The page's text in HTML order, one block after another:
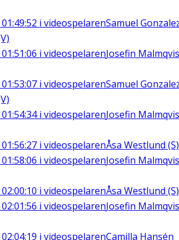
01:49:52 i videospelarenSamuel
01:51:06 i videospelarenJosefin
01:53:07 i videospelarenSamuel
01:54:34i videospelarenJosefin
01:56:27 i videospelarenÅsa Westlund (S)
01:58:06 i videospelarenJosefin
02:00:10 i videospelarenÅsa Westlund (S)
02:01:56 i videospelarenJosefin
02:04:19 i videospelarenCamilla Hansén